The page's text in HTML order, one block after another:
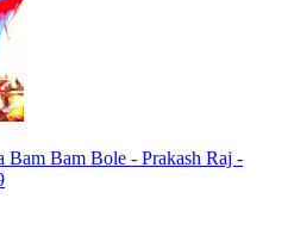
Bam Bole - Prakash Raj -